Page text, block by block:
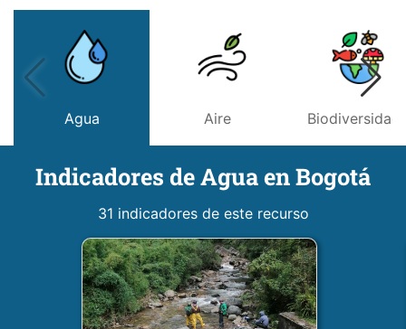
Agua Aire Biodiversidad
Indicadores de Agua en Bogotá
31 indicadores de este recurso